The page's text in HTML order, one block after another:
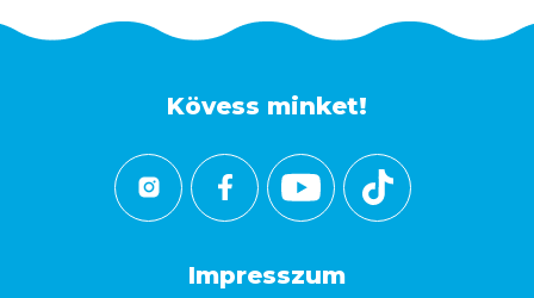
Kövess minket!
Impresszum